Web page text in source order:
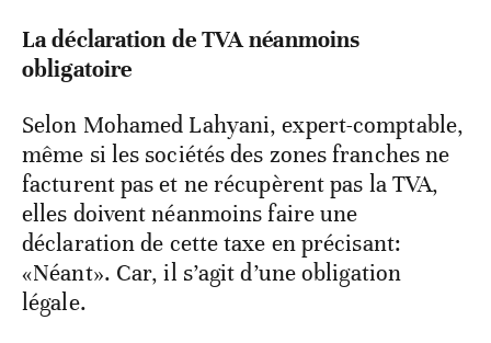
La déclaration de TVA néanmoins
obligatoire
Selon Mohamed Lahyani, expert-comptable,
même si les sociétés des zones franches ne
facturent pas et ne récupèrent pas la TVA,
elles doivent néanmoins faire une
déclaration de cette taxe en précisant:
«Néant». Car, il s’agit d’une obligation
légale.